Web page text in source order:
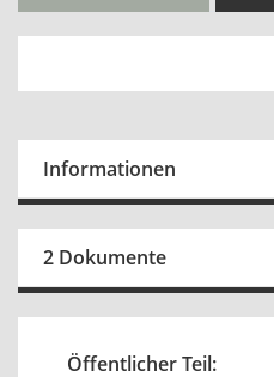
Informationen
2 Dokumente
Öffentlicher Teil: